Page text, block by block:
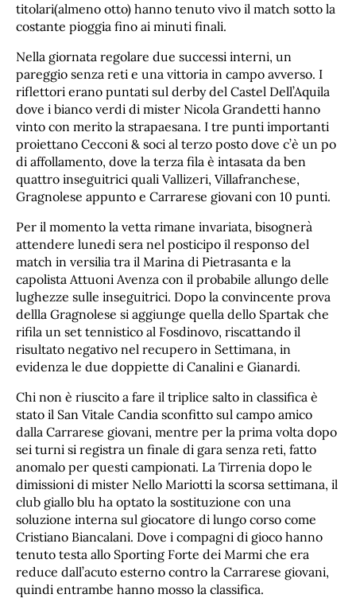
titolari(almeno otto) hanno tenuto vivo il match sotto la
costante pioggia fino ai minuti finali.
Nella giornata regolare due successi interni, un
pareggio senza reti e una vittoria in campo avverso. I
riflettori erano puntati sul derby del Castel Dell’Aquila
dove i bianco verdi di mister Nicola Grandetti hanno
vinto con merito la strapaesana. I tre punti importanti
proiettano Cecconi & soci al terzo posto dove c’è un po
di affollamento, dove la terza fila è intasata da ben
quattro inseguitrici quali Vallizeri, Villafranchese,
Gragnolese appunto e Carrarese giovani con 10 punti.
Per il momento la vetta rimane invariata, bisognerà
attendere lunedi sera nel posticipo il responso del
match in versilia tra il Marina di Pietrasanta e la
capolista Attuoni Avenza con il probabile allungo delle
lughezze sulle inseguitrici. Dopo la convincente prova
dellla Gragnolese si aggiunge quella dello Spartak che
rifila un set tennistico al Fosdinovo, riscattando il
risultato negativo nel recupero in Settimana, in
evidenza le due doppiette di Canalini e Gianardi.
Chi non è riuscito a fare il triplice salto in classifica è
stato il San Vitale Candia sconfitto sul campo amico
dalla Carrarese giovani, mentre per la prima volta dopo
sei turni si registra un finale di gara senza reti, fatto
anomalo per questi campionati. La Tirrenia dopo le
dimissioni di mister Nello Mariotti la scorsa settimana, il
club giallo blu ha optato la sostituzione con una
soluzione interna sul giocatore di lungo corso come
Cristiano Biancalani. Dove i compagni di gioco hanno
tenuto testa allo Sporting Forte dei Marmi che era
reduce dall’acuto esterno contro la Carrarese giovani,
quindi entrambe hanno mosso la classifica.